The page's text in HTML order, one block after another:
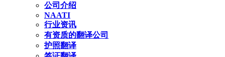
公司介绍
NAATI
行业资讯
有资质的翻译公司
护照翻译